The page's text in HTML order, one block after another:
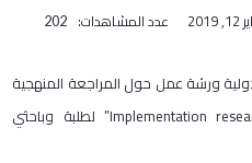
عدد المشاهدات: 202
ورشة عمل حول المراجعة المنهجية
للأبحاث “Implementation research and systematic review” لطلبة وباحثي